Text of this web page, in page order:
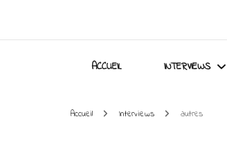
ACCUEIL INTERVIEWS
Accueil Interviews autres